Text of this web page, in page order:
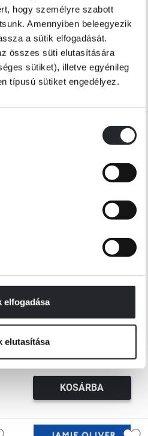
hogy személyre szabott
Amennyiben beleegyezik
a sütik elfogadását.
összes süti elutasítására
sütiket), illetve egyénileg
típusú sütiket engedélyez.
elfogadása
elutasítása
techhercegekkel
3 599 Ft
Borító ár:3 999 Ft
KOSÁRBA
Thomas Schlesser
KOSÁRBA